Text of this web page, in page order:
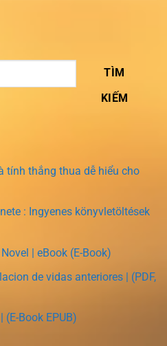
TÌM
KIẾM
tính thắng thua dễ hiểu cho
: Ingyenes könyvletöltések
| eBook (E-Book)
de vidas anteriores | (PDF,
Book EPUB)